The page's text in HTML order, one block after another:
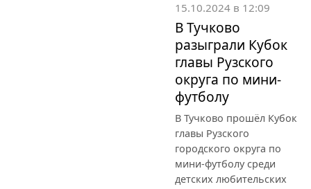
15.10.2024 в 12:09
В Тучково
разыграли Кубок
главы Рузского
округа по мини-
футболу
В Тучково прошёл Кубок
главы Рузского
городского округа по
мини-футболу среди
детских любительских